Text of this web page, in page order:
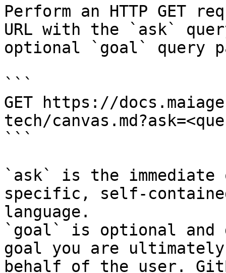
Perform an HTTP GET
URL with the `ask`
optional `goal` query
```
GET https://
tech/
```
`ask` is the
specific, self-
language.
`goal` is optional and
goal you are
behalf of the user.